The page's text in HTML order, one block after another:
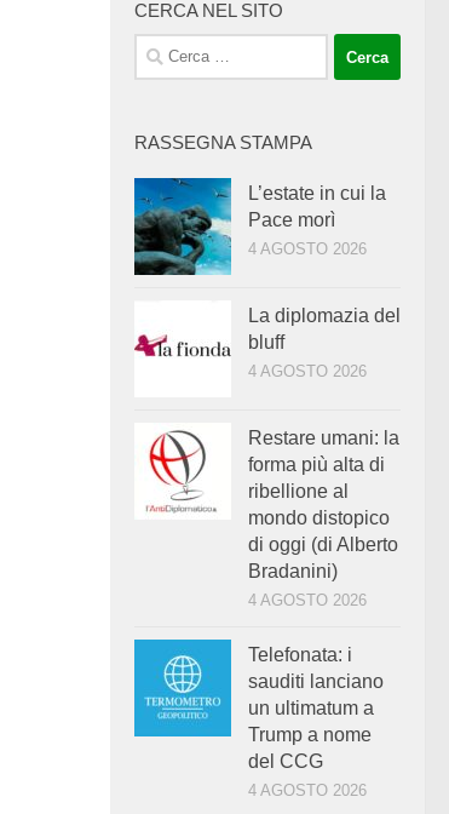
CERCA NEL SITO
Ricerca
per:
RASSEGNA STAMPA
L’estate in cui la
Pace morì
4 AGOSTO 2026
La diplomazia del
bluff
4 AGOSTO 2026
Restare umani: la
forma più alta di
ribellione al
mondo distopico
di oggi (di Alberto
Bradanini)
4 AGOSTO 2026
Telefonata: i
sauditi lanciano
un ultimatum a
Trump a nome
del CCG
4 AGOSTO 2026